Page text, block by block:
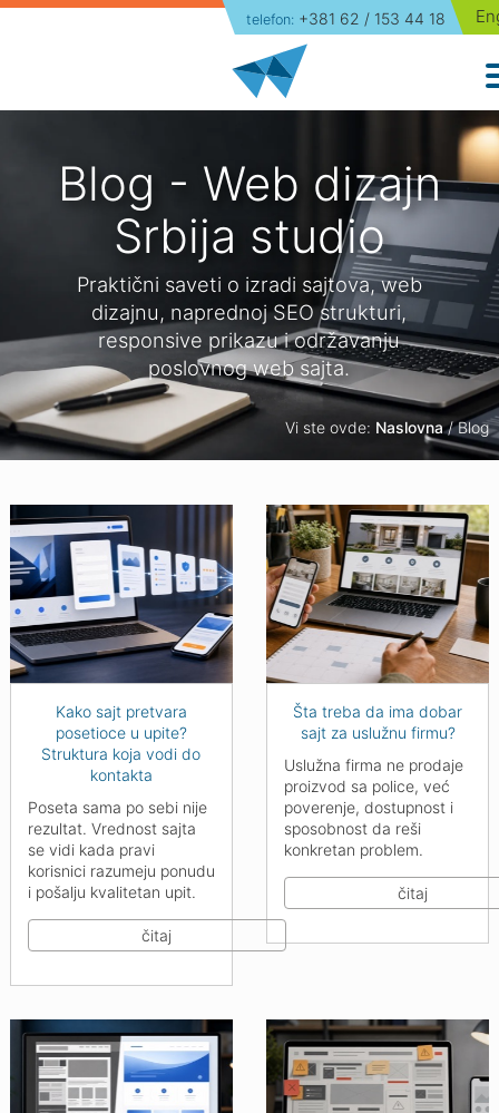
telefon: +381 62 / 153 44 18
Portfolio
O nama
Blog
Kontakt
Blog - Web dizajn
Srbija studio
Praktični saveti o izradi sajtova, web
dizajnu, naprednoj SEO strukturi,
responsive prikazu i održavanju
poslovnog web sajta.
Vi ste ovde: Naslovna / Blog
Kako sajt pretvara
posetioce u upite?
Struktura koja vodi do
kontakta
Poseta sama po sebi nije
rezultat. Vrednost sajta
se vidi kada pravi
korisnici razumeju ponudu
i pošalju kvalitetan upit.
čitaj
Šta treba da ima dobar
sajt za uslužnu firmu?
Uslužna firma ne prodaje
proizvod sa police, već
poverenje, dostupnost i
sposobnost da reši
konkretan problem.
čitaj